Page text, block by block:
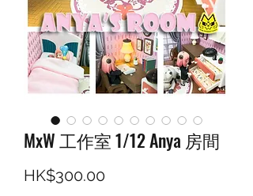
MxW 工作室 1/12 Anya 房間
HK$300.00價格